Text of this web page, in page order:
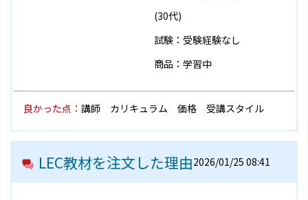
(30代)
試験：受験経験なし
商品：学習中
良かった点： 講師 カリキュラム 価格 受講スタイル
LEC教材を注文した理由2026/01/25 08:41